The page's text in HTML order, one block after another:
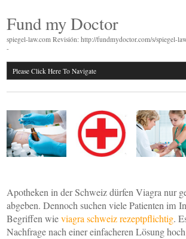
Fund my Doctor
spiegel-law.com Revisión: http://fundmydoctor.com/s/spiegel-
-
Apotheken in der Schweiz dürfen Viagra nur
abgeben. Dennoch suchen viele Patienten im
Begriffen wieviagra schweiz rezeptpflichtig.
Nachfrage nach einer einfacheren Lösung